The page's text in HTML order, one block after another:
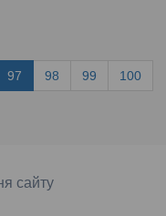
97 98 99 100
сайту